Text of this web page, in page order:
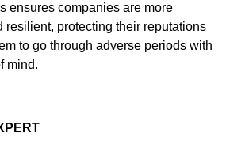
ensures companies are more
resilient, protecting their reputations
to go through adverse periods with
mind.